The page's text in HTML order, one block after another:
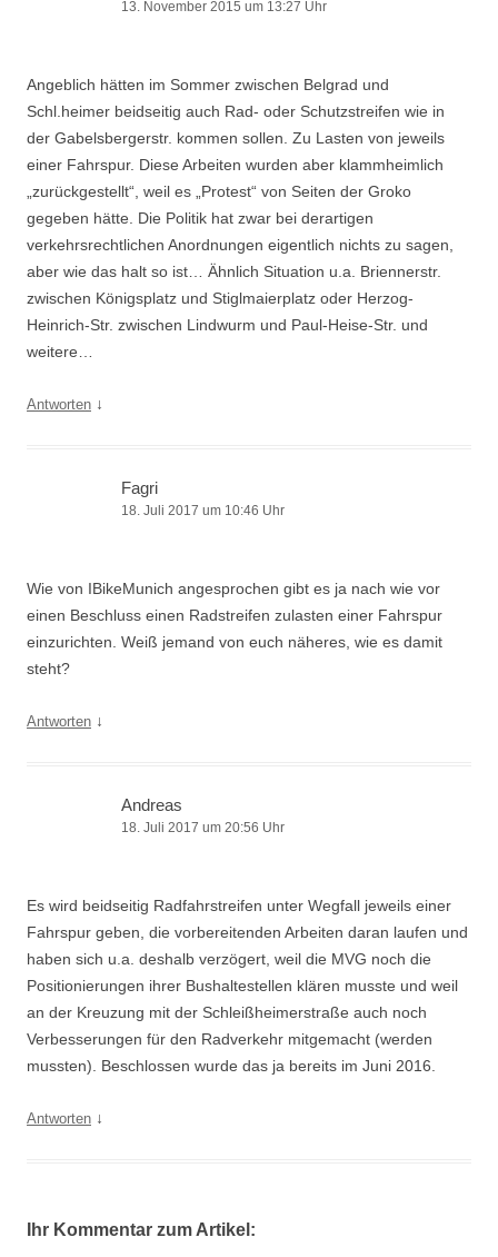
13. November 2015 um 13:27 Uhr
Angeblich hätten im Sommer zwischen Belgrad und
Schl.heimer beidseitig auch Rad- oder Schutzstreifen wie in
der Gabelsbergerstr. kommen sollen. Zu Lasten von jeweils
einer Fahrspur. Diese Arbeiten wurden aber klammheimlich
„zurückgestellt“, weil es „Protest“ von Seiten der Groko
gegeben hätte. Die Politik hat zwar bei derartigen
verkehrsrechtlichen Anordnungen eigentlich nichts zu sagen,
aber wie das halt so ist… Ähnlich Situation u.a. Briennerstr.
zwischen Königsplatz und Stiglmaierplatz oder Herzog-
Heinrich-Str. zwischen Lindwurm und Paul-Heise-Str. und
weitere…
Antworten ↓
Fagri
18. Juli 2017 um 10:46 Uhr
Wie von IBikeMunich angesprochen gibt es ja nach wie vor
einen Beschluss einen Radstreifen zulasten einer Fahrspur
einzurichten. Weiß jemand von euch näheres, wie es damit
steht?
Antworten ↓
Andreas
18. Juli 2017 um 20:56 Uhr
Es wird beidseitig Radfahrstreifen unter Wegfall jeweils einer
Fahrspur geben, die vorbereitenden Arbeiten daran laufen und
haben sich u.a. deshalb verzögert, weil die MVG noch die
Positionierungen ihrer Bushaltestellen klären musste und weil
an der Kreuzung mit der Schleißheimerstraße auch noch
Verbesserungen für den Radverkehr mitgemacht (werden
mussten). Beschlossen wurde das ja bereits im Juni 2016.
Antworten ↓
Ihr Kommentar zum Artikel: